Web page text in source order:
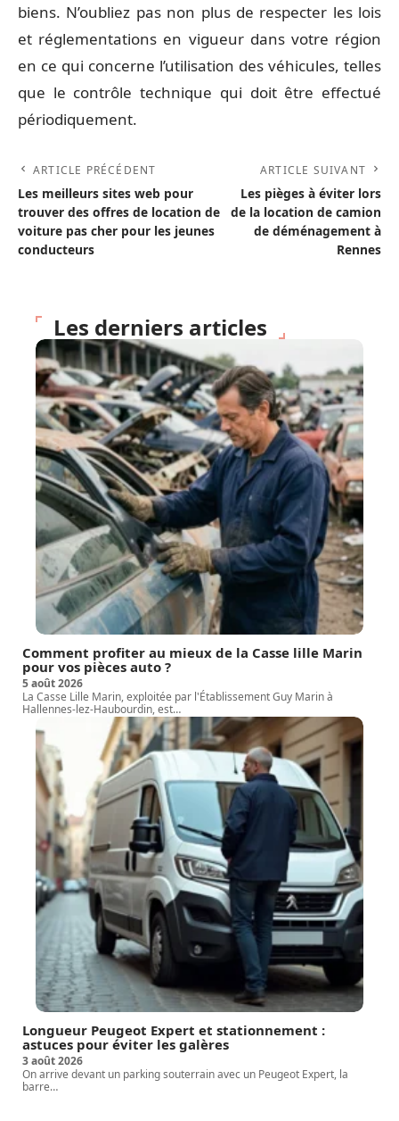
biens. N’oubliez pas non plus de respecter les lois
et réglementations en vigueur dans votre région
en ce qui concerne l’utilisation des véhicules, telles
que le contrôle technique qui doit être effectué
périodiquement.
ARTICLE PRÉCÉDENT
Les meilleurs sites web pour
trouver des offres de location de
voiture pas cher pour les jeunes
conducteurs
ARTICLE SUIVANT
Les pièges à éviter lors
de la location de camion
de déménagement à
Rennes
Les derniers articles
Comment profiter au mieux de la Casse lille Marin
pour vos pièces auto ?
5 août 2026
La Casse Lille Marin, exploitée par l'Établissement Guy Marin à
Hallennes-lez-Haubourdin, est…
Longueur Peugeot Expert et stationnement :
astuces pour éviter les galères
3 août 2026
On arrive devant un parking souterrain avec un Peugeot Expert, la
barre…